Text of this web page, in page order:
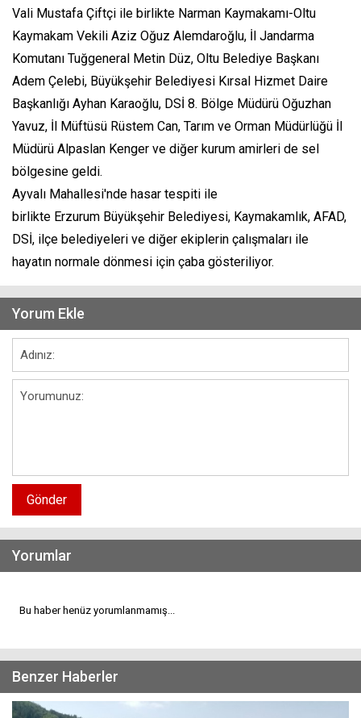
Vali Mustafa Çiftçi ile birlikte Narman Kaymakamı-Oltu
Kaymakam Vekili Aziz Oğuz Alemdaroğlu, İl Jandarma
Komutanı Tuğgeneral Metin Düz, Oltu Belediye Başkanı
Adem Çelebi, Büyükşehir Belediyesi Kırsal Hizmet Daire
Başkanlığı Ayhan Karaoğlu, DSİ 8. Bölge Müdürü Oğuzhan
Yavuz, İl Müftüsü Rüstem Can, Tarım ve Orman Müdürlüğü İl
Müdürü Alpaslan Kenger ve diğer kurum amirleri de sel
bölgesine geldi.
Ayvalı Mahallesi'nde hasar tespiti ile
birlikte Erzurum Büyükşehir Belediyesi, Kaymakamlık, AFAD,
DSİ, ilçe belediyeleri ve diğer ekiplerin çalışmaları ile
hayatın normale dönmesi için çaba gösteriliyor.
Yorum Ekle
Gönder
Yorumlar
Bu haber henüz yorumlanmamış...
Benzer Haberler